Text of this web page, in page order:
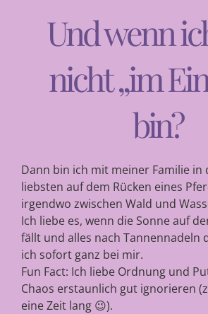
Und wenn
nicht „im
bin?
Dann bin ich mit meiner Familie in
liebsten auf dem Rücken eines
irgendwo zwischen Wald und
Ich liebe es, wenn die Sonne auf
fällt und alles nach Tannennadeln
ich sofort ganz bei mir.
Fun Fact: Ich liebe Ordnung und
Chaos erstaunlich gut ignorieren
eine Zeit lang 😉).